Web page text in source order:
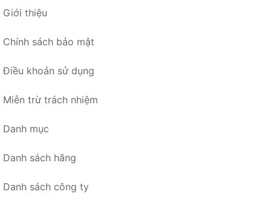
Giới thiệu
Chính sách bảo mật
Điều khoản sử dụng
Miễn trừ trách nhiệm
Danh mục
Danh sách hãng
Danh sách công ty